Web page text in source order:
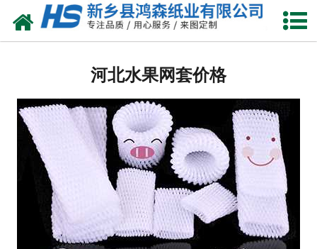
网站首页
河北气泡膜
河北缠绕膜
- 河北气柱卷
- 河北珍珠棉袋
河北水果网套价格